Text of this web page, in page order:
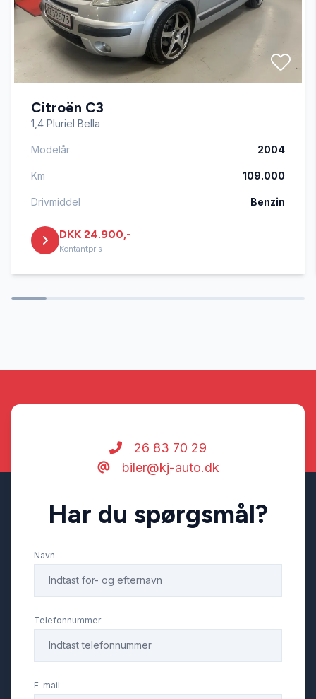
Kørecomputer
Servostyring
Splitbagsæder
Startspærre
Tonede ruder
Tågelygter
Citroën C3
1,4 Pluriel Bella
Modelår 2004
Km 109.000
Drivmiddel Benzin
DKK 24.900,-
Kontantpris
26 83 70 29
biler@kj-auto.dk
Har du spørgsmål?
Navn
Telefonnummer
E-mail